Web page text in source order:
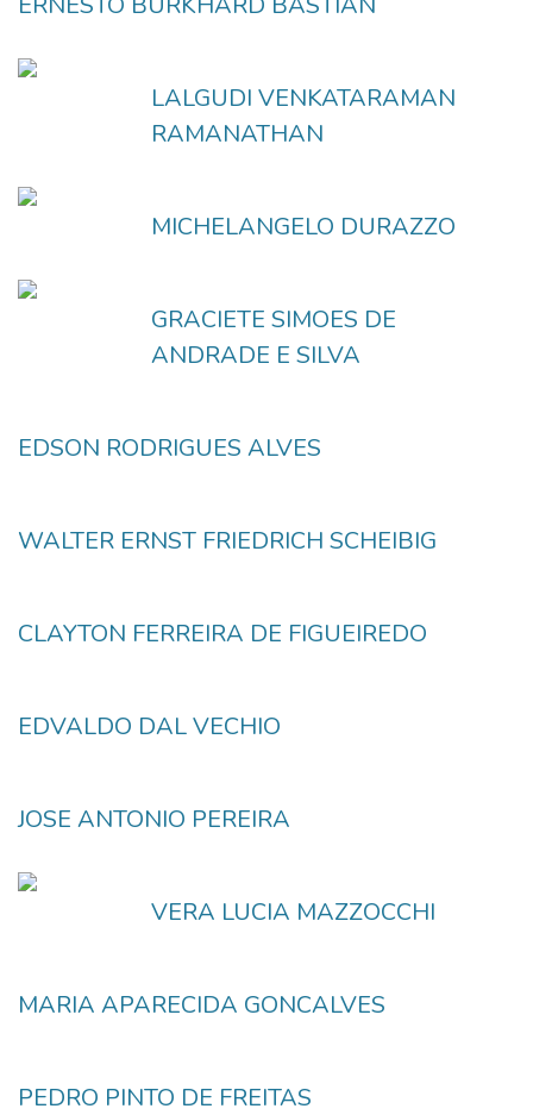
LALGUDI VENKATARAMAN
RAMANATHAN
MICHELANGELO DURAZZO
GRACIETE SIMOES DE
ANDRADE E SILVA
EDSON RODRIGUES ALVES
WALTER ERNST FRIEDRICH SCHEIBIG
CLAYTON FERREIRA DE FIGUEIREDO
EDVALDO DAL VECHIO
JOSE ANTONIO PEREIRA
VERA LUCIA MAZZOCCHI
MARIA APARECIDA GONCALVES
PEDRO PINTO DE FREITAS